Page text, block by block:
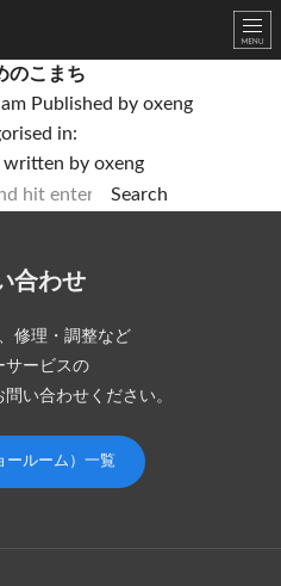
のこまち
Published by oxeng
in:
written by oxeng
Search
合わせ
修理・調整など
サービスの
い合わせください。
ールーム）一覧